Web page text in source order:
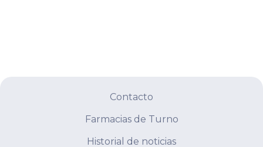
Contacto
Farmacias de Turno
Historial de noticias